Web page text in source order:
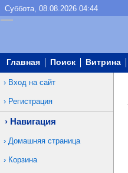
Суббота, 08.08.2026 04:44
Главная Поиск Витрина
Вход на сайт
Регистрация
Навигация
Домашняя страница
Корзина